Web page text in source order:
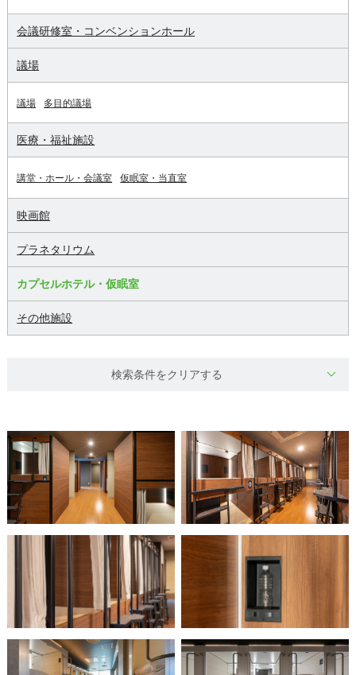
会議研修室・コンベンションホール
議場
議場 多目的議場
医療・福祉施設
講堂・ホール・会議室 仮眠室・当直室
映画館
プラネタリウム
カプセルホテル・仮眠室
その他施設
検索条件をクリアする